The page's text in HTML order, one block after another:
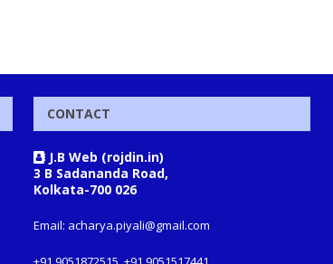
CONTACT
J.B Web (rojdin.in)
3 B Sadananda Road,
Kolkata-700 026
Email: acharya.piyali@gmail.com